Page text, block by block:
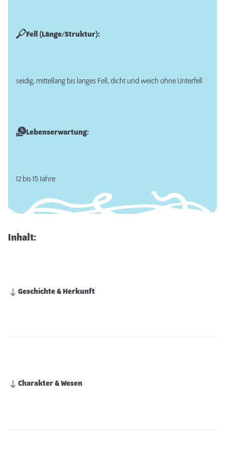
Fell (Länge/Struktur):
seidig, mittellang bis langes Fell, dicht und weich ohne Unterfell
Lebenserwartung:
12 bis 15 Jahre
Inhalt:
Geschichte & Herkunft
Charakter & Wesen